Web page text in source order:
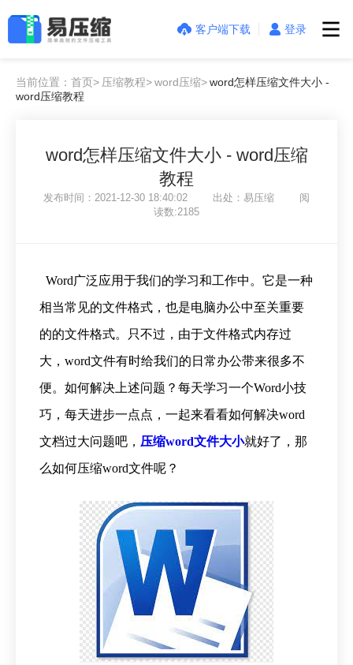
客户端下载 登录
当前位置：首页> 压缩教程>word压缩>word怎样压缩文件大小 -
word压缩教程
word怎样压缩文件大小 - word压缩
教程
发布时间：2021-12-30 18:40:02 出处：易压缩 阅
读数:2185
Word广泛应用于我们的学习和工作中。它是一种
相当常见的文件格式，也是电脑办公中至关重要
的的文件格式。只不过，由于文件格式内存过
大，word文件有时给我们的日常办公带来很多不
便。如何解决上述问题？每天学习一个Word小技
巧，每天进步一点点，一起来看看如何解决word
文档过大问题吧， 压缩word文件大小就好了，那
么如何压缩word文件呢？